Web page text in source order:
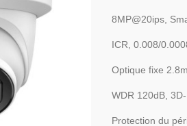
8MP@20ips,
ICR, 0.008/
Optique fixe
WDR 120dB,
Protection du